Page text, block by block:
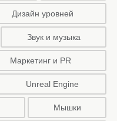
Дизайн уровней
Звук и музыка
Маркетинг и PR
Unreal Engine
Мышки